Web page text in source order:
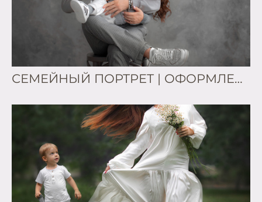
СЕМЕЙНЫЙ ПОРТРЕТ | ОФОРМЛЕНИЕ ИНТЕРЬЕРА ФОТОГРАФИЯМИ. Антон, Яна и Тимоша